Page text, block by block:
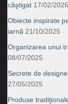
câştigat 17/02/2026
Obiecte inspirate
iarnă 21/10/2025
Organizarea unui
08/07/2025
Secrete de
27/05/2025
Produse